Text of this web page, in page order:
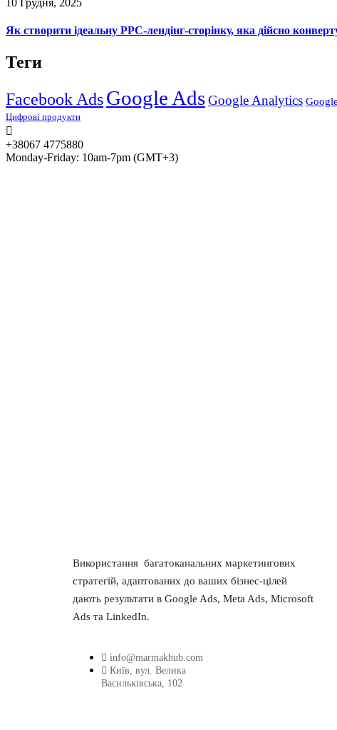
10 Грудня, 2025
Як створити ідеальну PPC-лендінг-сторінку, яка дійсно
Теги
Facebook AdsGoogle AdsGoogle Analytics
Цифрові продукти
+38067 4775880
Monday-Friday: 10am-7pm (GMT+3)
Використання багатоканальних маркетингових
стратегій, адаптованих до ваших бізнес-цілей
дають результати в Google Ads, Meta Ads, Microsoft
Ads та LinkedIn.
info@marmakhub.com
Київ, вул. Велика
Васильківська, 102